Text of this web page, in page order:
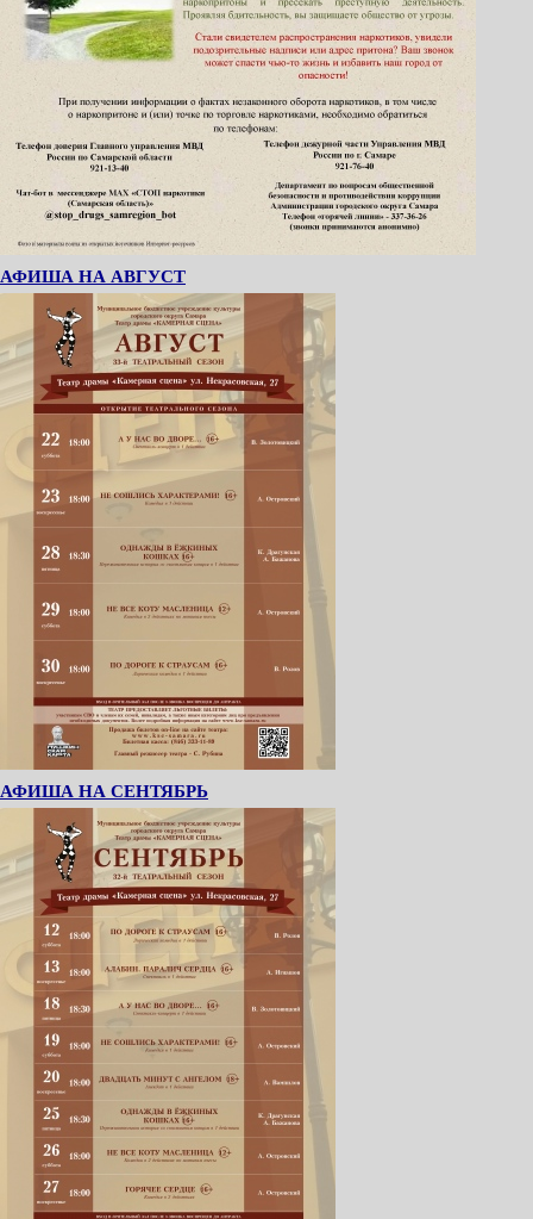
АФИША НА АВГУСТ
АФИША НА СЕНТЯБРЬ